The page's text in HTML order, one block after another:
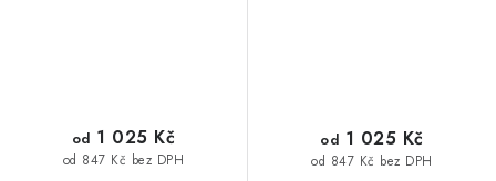
od 847 Kč bez DPH
od 1 025 Kč
od 847 Kč bez DPH
od 1 025 Kč